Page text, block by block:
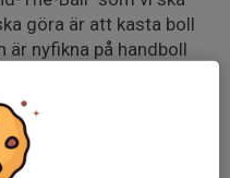
göra är att kasta boll
är nyfikna på handboll
handbollsspelare!